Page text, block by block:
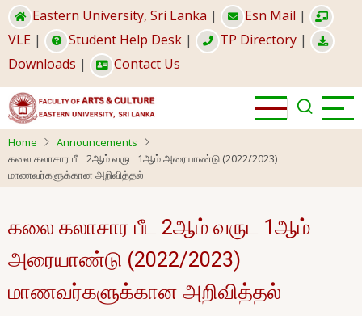
Skip
to
main
content
Eastern University, Sri Lanka | Esn Mail |
VLE | Student Help Desk | TP Directory |
Downloads | Contact Us
Home
Announcements
கலை கலாசார பீட 2ஆம் வருட 1ஆம் அரையாண்டு (2022/2023)
மாணவர்களுக்கான அறிவித்தல்
கலை கலாசார பீட 2ஆம் வருட 1ஆம்
அரையாண்டு (2022/2023)
மாணவர்களுக்கான அறிவித்தல்